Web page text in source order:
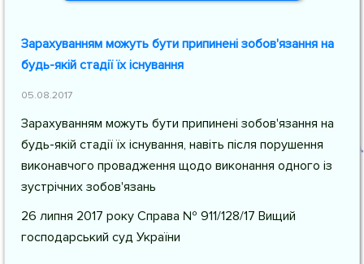
Зарахуванням можуть бути припинені зобов'язання на
будь-якій стадії їх існування
05.08.2017
Зарахуванням можуть бути припинені зобов'язання на
будь-якій стадії їх існування, навіть після порушення
виконавчого провадження щодо виконання одного із
зустрічних зобов'язань
26 липня 2017 року Справа № 911/128/17 Вищий
господарський суд України